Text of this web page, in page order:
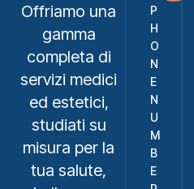
Offriamo una
gamma
completa di
servizi medici
ed estetici,
studiati su
misura per la
tua salute,
P
H
O
N
E
N
U
M
B
E